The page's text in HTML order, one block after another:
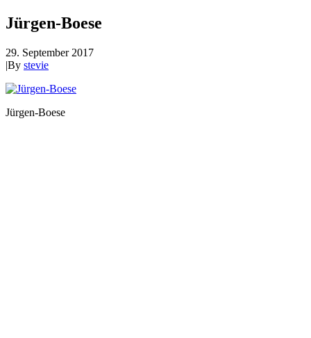
Jürgen-Boese
29. September 2017
|By stevie
Jürgen-Boese